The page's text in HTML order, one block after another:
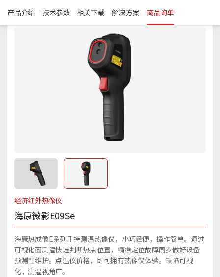
繁体
经济红外热像仪
海康微影E09Se
海康热成像E系列手持测温热像仪，小巧轻便，操作简单。通过
可视化面测温快速判断热点位置，精准定位故障同步做好设备
预测性维护。点温仪价格，即可拥有热像仪体验。缺陷可视
化，测温视角广。
产品介绍 技术参数 相关下载 解决方案 商品询单